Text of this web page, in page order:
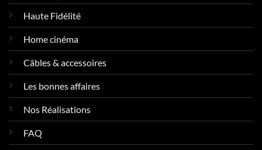
Haute Fidélité
Home cinéma
Câbles & accessoires
Les bonnes affaires
Nos Réalisations
FAQ